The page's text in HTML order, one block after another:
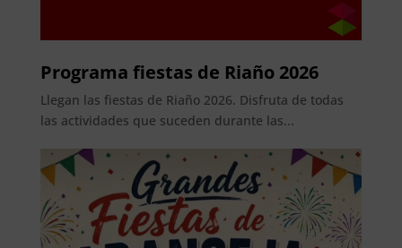
Programa fiestas de Riaño 2026
Llegan las fiestas de Riaño 2026. Disfruta de todas
las actividades que suceden durante las...